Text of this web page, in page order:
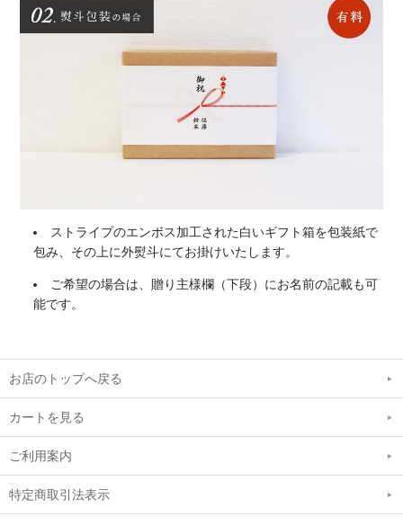
ストライプのエンボス加工された白いギフト箱を包装紙で
包み、その上に外熨斗にてお掛けいたします。
ご希望の場合は、贈り主様欄（下段）にお名前の記載も可
能です。
お店のトップへ戻る
カートを見る
ご利用案内
特定商取引法表示